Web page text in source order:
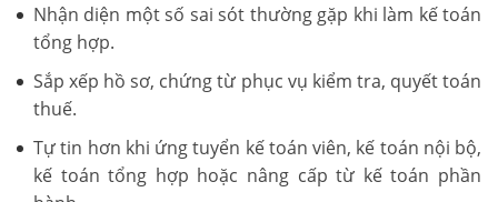
Nhận diện một số sai sót thường gặp khi làm kế toán
tổng hợp.
Sắp xếp hồ sơ, chứng từ phục vụ kiểm tra, quyết toán
thuế.
Tự tin hơn khi ứng tuyển kế toán viên, kế toán nội bộ,
kế toán tổng hợp hoặc nâng cấp từ kế toán phần